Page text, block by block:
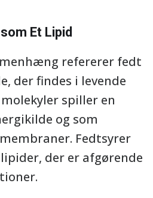
Et Lipid
refererer fedt
der findes i levende
spiller en
og som
Fedtsyrer
der er afgørende